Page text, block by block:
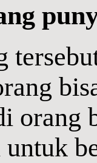
orang
untuk